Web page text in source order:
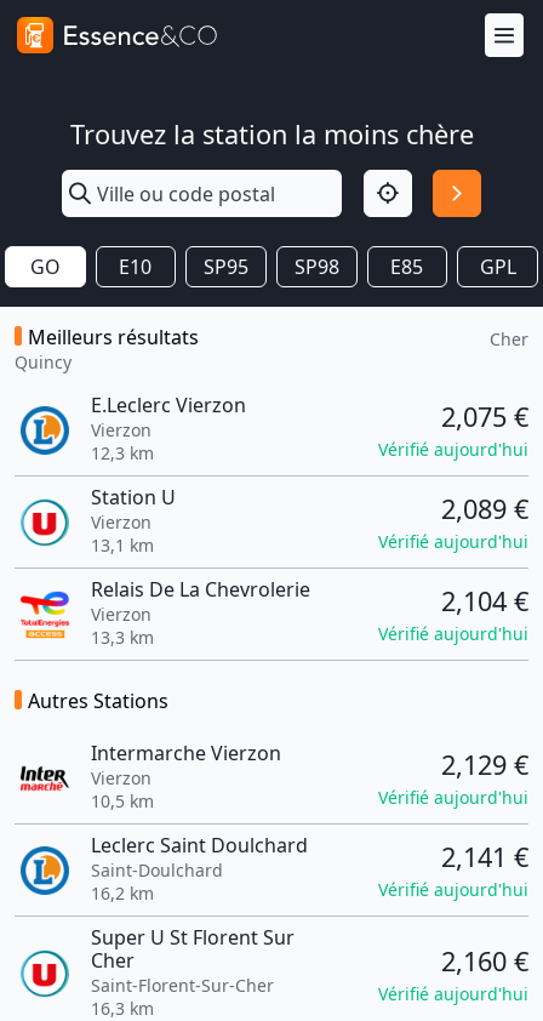
Trouvez la station la moins chère
GO E10 SP95 SP98 E85 GPL
Meilleurs résultats
Quincy
Cher
E.Leclerc Vierzon
Vierzon
12,3 km
2,075 €
Vérifié aujourd'hui
Station U
Vierzon
13,1 km
2,089 €
Vérifié aujourd'hui
Relais De La Chevrolerie
Vierzon
13,3 km
2,104 €
Vérifié aujourd'hui
Autres Stations
Intermarche Vierzon
Vierzon
10,5 km
2,129 €
Vérifié aujourd'hui
Leclerc Saint Doulchard
Saint-Doulchard
16,2 km
2,141 €
Vérifié aujourd'hui
Super U St Florent Sur
Cher
Saint-Florent-Sur-Cher
16,3 km
2,160 €
Vérifié aujourd'hui